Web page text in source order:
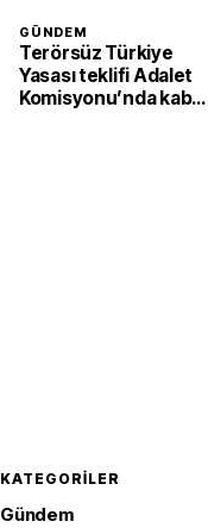
GÜNDEM
Terörsüz Türkiye
Yasası teklifi Adalet
Komisyonu’nda kabul
KATEGORILER
Gündem